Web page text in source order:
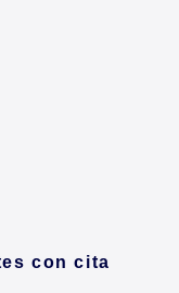
con cita